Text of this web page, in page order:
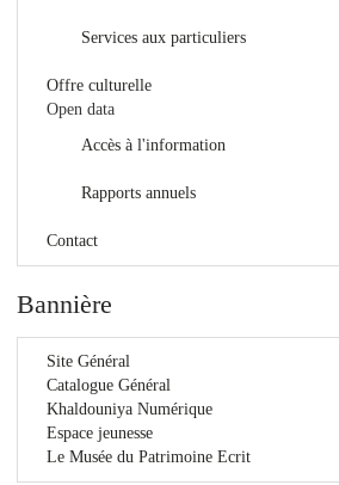
Services aux particuliers
Offre culturelle
Open data
Accès à l'information
Rapports annuels
Contact
Bannière
Site Général
Catalogue Général
Khaldouniya Numérique
Espace jeunesse
Le Musée du Patrimoine Ecrit